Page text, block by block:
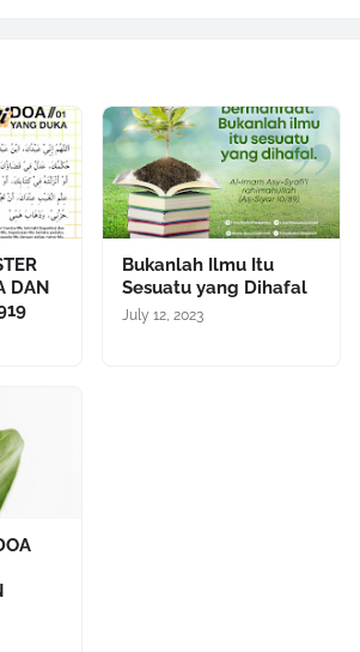
DAN
Bukanlah Ilmu Itu
Sesuatu yang Dihafal
July 12, 2023